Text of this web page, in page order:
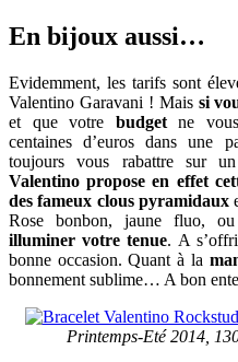
En bijoux aussi…
Evidemment, les tarifs sont
Valentino Garavani ! Mais si
et que votre budgetne vous
centaines d’euros dans une
toujours vous rabattre sur
Valentino propose en effet
des fameux clous pyramidaux
Rose bonbon, jaune fluo,
illuminer votre tenue. A
bonne occasion. Quant à la
bonnement sublime… A bon
Printemps-Eté 2014,